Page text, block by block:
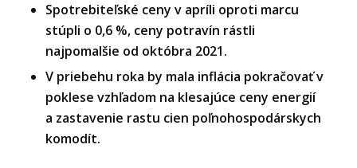
Spotrebiteľské ceny v apríli oproti marcu
stúpli o 0,6 %, ceny potravín rástli
najpomalšie od októbra 2021.
V priebehu roka by mala inflácia pokračovať v
poklese vzhľadom na klesajúce ceny energií
a zastavenie rastu cien poľnohospodárskych
komodít.